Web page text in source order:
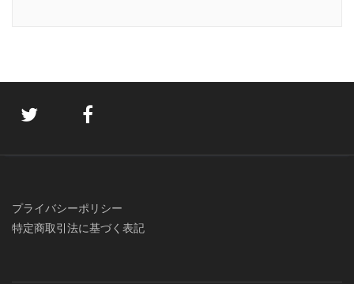
プライバシーポリシー
特定商取引法に基づく表記